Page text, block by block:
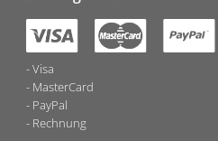
Visa
MasterCard
PayPal
Rechnung